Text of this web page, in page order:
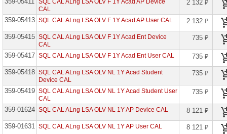
сетевое
оборудование
Активное
сетевое
оборудование
-
системы
хранения
данных
Компоненты
SQL CAL ALng LSA OLV F 1Y Acad AP Device
CAL
2 132 ₽
359-05413 SQL CAL ALng LSA OLV F 1Y Acad AP User CAL 2 132 ₽
359-05415 SQL CAL ALng LSA OLV F 1Y Acad Ent Device
CAL
735 ₽
359-05417 SQL CAL ALng LSA OLV F 1Y Acad Ent User CAL 735 ₽
359-05418 SQL CAL ALng LSA OLV NL 1Y Acad Student
Device CAL
735 ₽
359-05419 SQL CAL ALng LSA OLV NL 1Y Acad Student User
CAL
735 ₽
359-01624 SQL CAL ALng LSA OLV NL 1Y AP Device CAL 8 121 ₽
359-01631 SQL CAL ALng LSA OLV NL 1Y AP User CAL 8 121 ₽